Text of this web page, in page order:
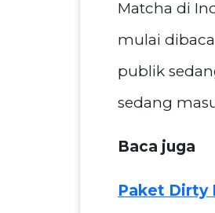
Matcha di
mulai
publik
sedang
Baca juga
Paket Dirty